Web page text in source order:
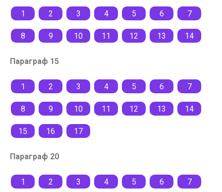
1 2 3 4 5 6 7
8 9 10 11 12 13 14
Параграф 15
1 2 3 4 5 6 7
8 9 10 11 12 13 14
15 16 17
Параграф 20
1 2 3 4 5 6 7